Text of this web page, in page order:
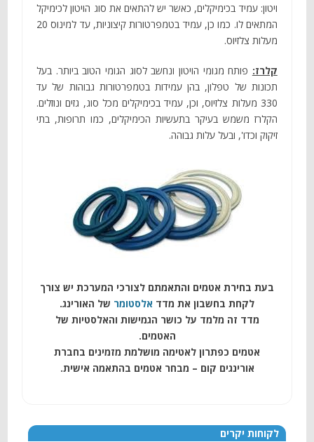
ויטון: עמיד בכימיקלים, כאשר יש להתאים את סוג הויטון לכימיקל
המתאים לו. כמו כן, עמיד בטמפרטורות קיצוניות, עד למינוס 20
מעלות צלזיוס.
קלרז: פותח מגומי הויטון ונחשב לסוג הגומי הטוב ביותר. בעל
תכונות של טפלון, בהן עמידות בטמפרטורות גבוהות של עד
330 מעלות צלזיוס, וכן, עמיד בכימיקלים מכל סוג, גזים ונוזלים.
הקלרז משמש בעיקר בתעשיות הכימיקלים, כמו תרופות, בתי
זיקוק וכדו', ובעל עלות גבוהה.
בעת בחירת אטמים והתאמתם לצורכי המערכת יש צורך
לקחת בחשבון את מדד אלסטומר של האורינג.
מדד זה מלמד על כושר הגמישות והאלסטיות של
האטמים.
אטמים כפתרון לאטימה מושלמת מזמינים בחברת
אורינגים קום – מבחר אטמים בהתאמה אישית.
לקוחות יקרים